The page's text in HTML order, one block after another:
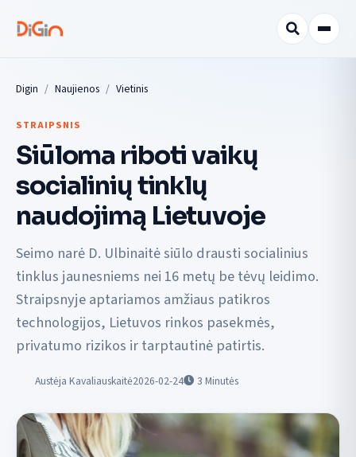
Digin Naujienos Vietinis
STRAIPSNIS
Siūloma riboti vaikų
socialinių tinklų
naudojimą Lietuvoje
Seimo narė D. Ulbinaitė siūlo drausti socialinius
tinklus jaunesniems nei 16 metų be tėvų leidimo.
Straipsnyje aptariamos amžiaus patikros
technologijos, Lietuvos rinkos pasekmės,
privatumo rizikos ir tarptautinė patirtis.
Austėja Kavaliauskaitė2026-02-24 3 Minutės